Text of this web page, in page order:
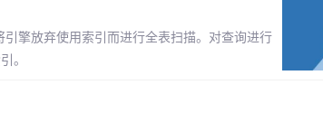
擎放弃使用索引而进行全表扫描。对查询进行
。